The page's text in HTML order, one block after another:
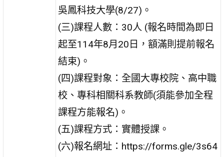
吳鳳科技大學(8/27)。
(三)課程人數：30人 (報名時間為即日
起至114年8月20日，額滿則提前報名
結束)。
(四)課程對象：全國大專校院、高中職
校、專科相關科系教師(須能參加全程
課程方能報名)。
(五)課程方式：實體授課。
(六)報名網址：https://forms.gle/3s64